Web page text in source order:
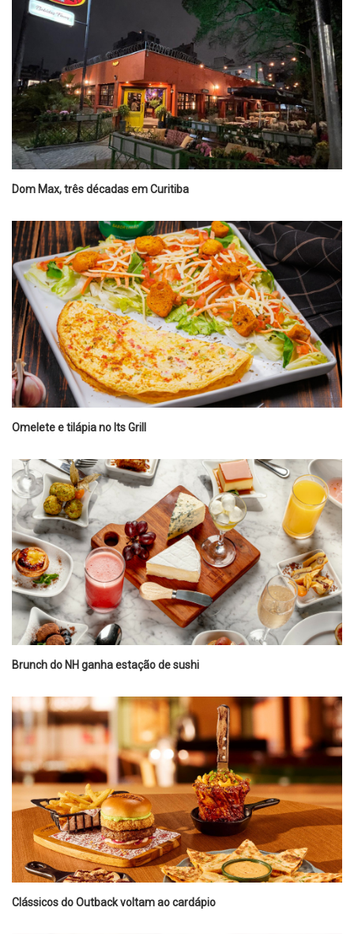
Dom Max, três décadas em Curitiba
Omelete e tilápia no Its Grill
Brunch do NH ganha estação de sushi
Clássicos do Outback voltam ao cardápio